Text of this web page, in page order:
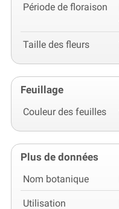
Période de floraison
Taille des fleurs
Feuillage
Couleur des feuilles
Plus de données
Nom botanique
Utilisation